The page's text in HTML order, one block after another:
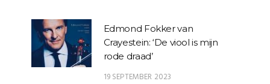
Edmond Fokker van
Crayestein: ‘De viool is mijn
rode draad’
19 SEPTEMBER 2023